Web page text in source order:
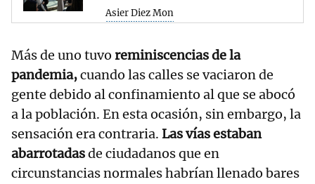
Asier Diez Mon
Más de uno tuvo reminiscencias de la
pandemia,cuando las calles se vaciaron de
gente debido al confinamiento al que se abocó
a la población. En esta ocasión, sin embargo, la
sensación era contraria. Las vías estaban
abarrotadasde ciudadanos que en
circunstancias normales habrían llenado bares